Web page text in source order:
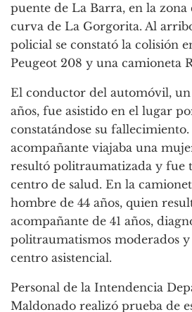
puente de La Barra, en la
curva de La Gorgorita. Al
policial se constató la colisión
Peugeot 208 y una camioneta
El conductor del automóvil,
años, fue asistido en el lugar
constatándose su
acompañante viajaba una
resultó politraumatizada y fue
centro de salud. En la
hombre de 44 años, quien
acompañante de 41 años,
politraumatismos moderados
centro asistencial.
Personal de la Intendencia
Maldonado realizó prueba de